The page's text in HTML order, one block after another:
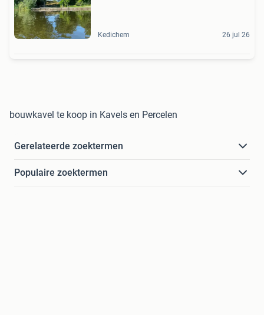
Kedichem 26 jul 26
bouwkavel te koop in Kavels en Percelen
Gerelateerde zoektermen
Populaire zoektermen